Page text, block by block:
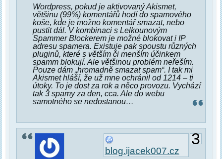
Wordpress, pokud je aktivovaný Akismet,
většinu (99%) komentářů hodí do spamového
koše, kde je možno komentář smazat, nebo
pustit dál. V kombinaci s Lelkounovým
Spammer Blockerem je možné blokovat i IP
adresu spamera. Existuje pak spoustu různých
pluginů, které s větším či menším účinkem
spamm blokují. Ale většinou problém neřeším.
Pouze dám „hromadně smazat spam“. I tak mi
Akismet hláší, že už mne ochránil od 1214 – ti
útoky. To je dost za rok a něco provozu. Vychází
tak 3 spamy za den, cca. Ale do webu
samotného se nedostanou…
3
blog.ijacek007.cz